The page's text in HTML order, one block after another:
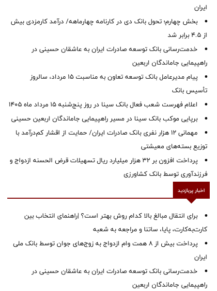
ایران
بخش چهارم؛ تحول بانک دی در کارنامه چهارماهه/ درآمد کارمزدی بیش
از ۴.۵ برابر شد
خدمت‌رسانی بانک توسعه صادرات ایران به عاشقان حسینی در
راهپیمایی جاماندگان اربعین
پیام مدیرعامل بانک توسعه تعاون به مناسبت 15 مرداد، سالروز
تأسیس بانک
اعلام فهرست شعب فعال بانک سینا در روز پنج‌شنبه 15 مرداد ماه 1405
برپایی موکب بانک سینا در مسیر راهپیمایی جاماندگان اربعین حسینی
مهمانی ۱۲ هزار نفری بانک صادرات ایران/ حمایت از اقشار کم‌درآمد با
توزیع بسته‌های معیشتی
پرداخت افزون بر 32 هزار میلیارد ریال تسهیلات قرض الحسنه ازدواج و
فرزندآوری توسط بانک کشاورزی
اخبار پربازدید
برای انتقال مبالغ بالا کدام روش بهتر است؟ |راهنمای انتخاب بین
کارت‌به‌کارت، پایا، ساتنا و مراجعه به شعبه
پرداخت بیش از ۸ همت وام ازدواج به زوج‌های جوان توسط بانک ملی
ایران
خدمت‌رسانی بانک توسعه صادرات ایران به عاشقان حسینی در
راهپیمایی جاماندگان اربعین